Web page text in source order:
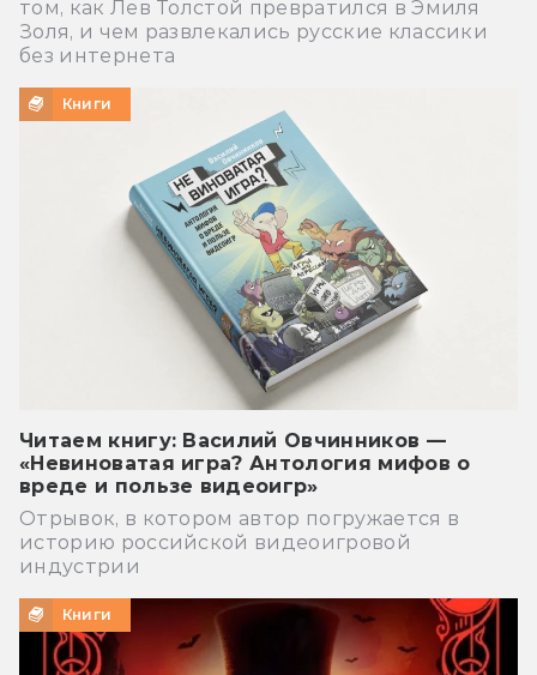
том, как Лев Толстой превратился в Эмиля
Золя, и чем развлекались русские классики
без интернета
Книги
Читаем книгу: Василий Овчинников —
«Невиноватая игра? Антология мифов о
вреде и пользе видеоигр»
Отрывок, в котором автор погружается в
историю российской видеоигровой
индустрии
Книги